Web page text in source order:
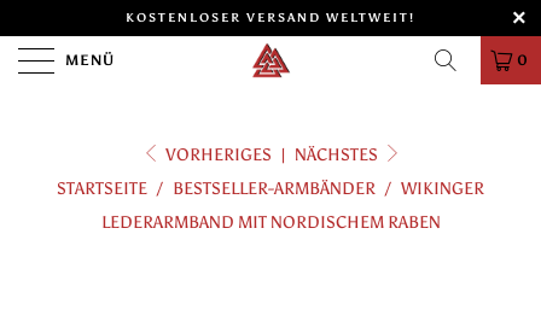
KOSTENLOSER VERSAND WELTWEIT!
MENÜ 0
VORHERIGES | NÄCHSTES
STARTSEITE / BESTSELLER-ARMBÄNDER / WIKINGER
LEDERARMBAND MIT NORDISCHEM RABEN